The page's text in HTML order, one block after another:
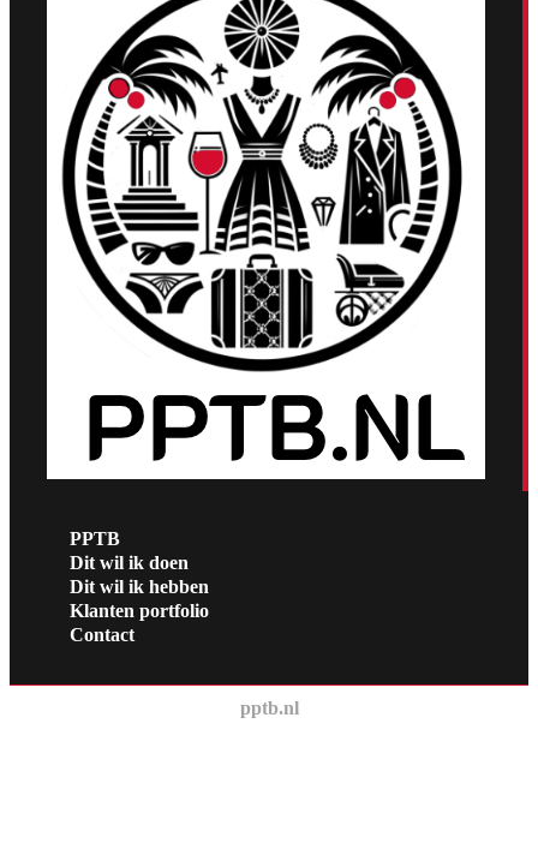
PPTB
Dit wil ik doen
Dit wil ik hebben
Klanten portfolio
Contact
pptb.nl